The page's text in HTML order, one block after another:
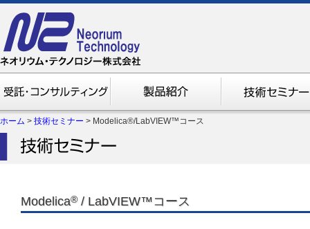
ホーム > 技術セミナー > Modelica®/LabVIEW™コース
Modelica®/ LabVIEW™コース